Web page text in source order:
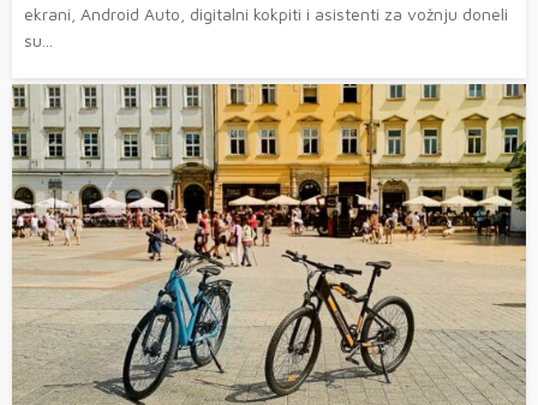
ekrani, Android Auto, digitalni kokpiti i asistenti za vožnju doneli
su...